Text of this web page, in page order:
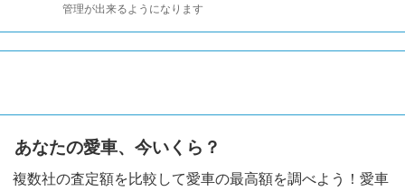
管理が出来るようになります
あなたの愛車、今いくら？
複数社の査定額を比較して愛車の最高額を調べよう！愛車